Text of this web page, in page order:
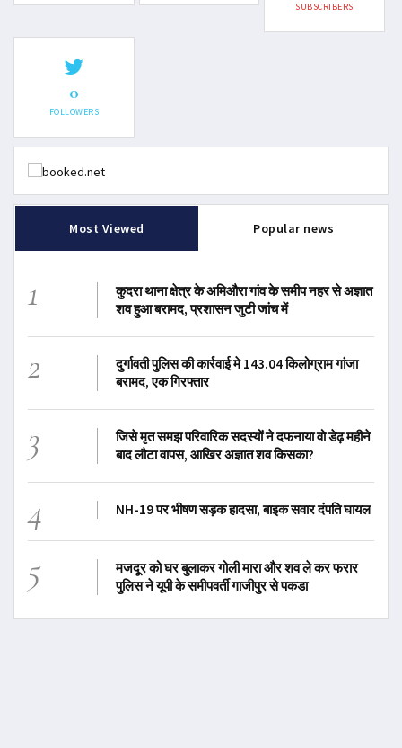
SUBSCRIBERS
0
FOLLOWERS
Most Viewed Popular news
1
कुदरा थाना क्षेत्र के अमिऔरा गांव के समीप नहर से अज्ञात
शव हुआ बरामद, प्रशासन जुटी जांच में
2
दुर्गावती पुलिस की कार्रवाई मे 143.04 किलोग्राम गांजा
बरामद, एक गिरफ्तार
3
जिसे मृत समझ परिवारिक सदस्यों ने दफनाया वो डेढ़ महीने
बाद लौटा वापस, आखिर अज्ञात शव किसका?
4 NH-19 पर भीषण सड़क हादसा, बाइक सवार दंपति घायल
5
मजदूर को घर बुलाकर गोली मारा और शव ले कर फरार
पुलिस ने यूपी के समीपवर्ती गाजीपुर से पकडा